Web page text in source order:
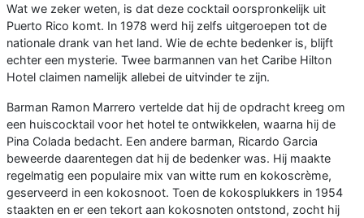
Wat we zeker weten, is dat deze cocktail oorspronkelijk uit
Puerto Rico komt. In 1978 werd hij zelfs uitgeroepen tot de
nationale drank van het land. Wie de echte bedenker is, blijft
echter een mysterie. Twee barmannen van het Caribe Hilton
Hotel claimen namelijk allebei de uitvinder te zijn.
Barman Ramon Marrero vertelde dat hij de opdracht kreeg om
een huiscocktail voor het hotel te ontwikkelen, waarna hij de
Pina Colada bedacht. Een andere barman, Ricardo Garcia
beweerde daarentegen dat hij de bedenker was. Hij maakte
regelmatig een populaire mix van witte rum en kokoscrème,
geserveerd in een kokosnoot. Toen de kokosplukkers in 1954
staakten en er een tekort aan kokosnoten ontstond, zocht hij